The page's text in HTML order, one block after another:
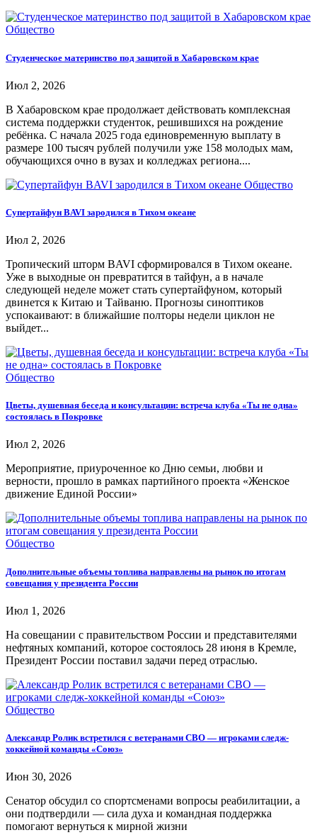
Общество
Студенческое материнство под защитой в Хабаровском крае
Июл 2, 2026
В Хабаровском крае продолжает действовать комплексная
система поддержки студенток, решившихся на рождение
ребёнка. С начала 2025 года единовременную выплату в
размере 100 тысяч рублей получили уже 158 молодых мам,
обучающихся очно в вузах и колледжах региона....
Общество
Супертайфун BAVI зародился в Тихом океане
Июл 2, 2026
Тропический шторм BAVI сформировался в Тихом океане.
Уже в выходные он превратится в тайфун, а в начале
следующей неделе может стать супертайфуном, который
двинется к Китаю и Тайваню. Прогнозы синоптиков
успокаивают: в ближайшие полторы недели циклон не
выйдет...
Общество
Цветы, душевная беседа и консультации: встреча клуба «Ты не одна»
состоялась в Покровке
Июл 2, 2026
Мероприятие, приуроченное ко Дню семьи, любви и
верности, прошло в рамках партийного проекта «Женское
движение Единой России»
Общество
Дополнительные объемы топлива направлены на рынок по итогам
совещания у президента России
Июл 1, 2026
На совещании с правительством России и представителями
нефтяных компаний, которое состоялось 28 июня в Кремле,
Президент России поставил задачи перед отраслью.
Общество
Александр Ролик встретился с ветеранами СВО — игроками следж-
хоккейной команды «Союз»
Июн 30, 2026
Сенатор обсудил со спортсменами вопросы реабилитации, а
они подтвердили — сила духа и командная поддержка
помогают вернуться к мирной жизни